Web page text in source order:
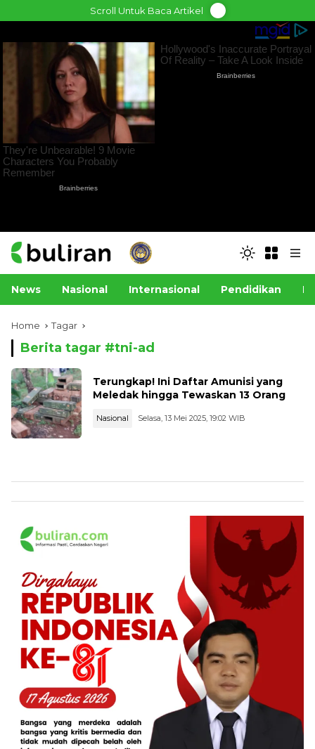
to
Scroll Untuk Baca Artikel
News Nasional Internasional Pendidikan
Home Tagar
Berita tagar #tni-ad
Terungkap! Ini Daftar Amunisi yang
Meledak hingga Tewaskan 13 Orang
Nasional Selasa, 13 Mei 2025, 19:02 WIB